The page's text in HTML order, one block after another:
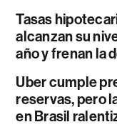
Tasas
alcanzan su
año y frenan la
Uber cumple
reservas, pero
en Brasil